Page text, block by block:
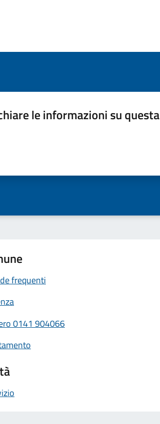
le informazioni su questa
frequenti
0141 904066